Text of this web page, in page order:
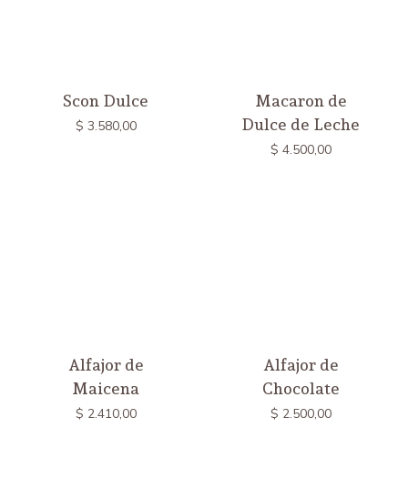
Scon Dulce
$ 3.580,00
Macaron de
Dulce de Leche
$ 4.500,00
Alfajor de
Maicena
$ 2.410,00
Alfajor de
Chocolate
$ 2.500,00